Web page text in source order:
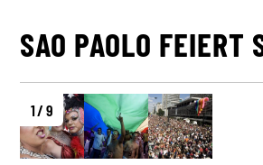
SAO PAOLO FEIERT
1 / 9